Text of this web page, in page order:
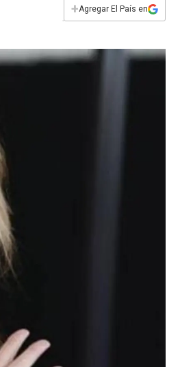
+Agregar El País en